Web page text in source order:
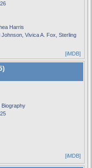
Harris
Johnson, Vivica A. Fox, Sterling
[iMDB]
Biography
[iMDB]